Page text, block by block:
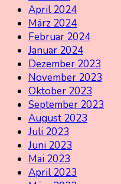
April 2024
März 2024
Februar 2024
Januar 2024
Dezember 2023
November 2023
Oktober 2023
September 2023
August 2023
Juli 2023
Juni 2023
Mai 2023
April 2023